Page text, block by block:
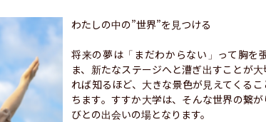
わたしの中の”世界”を見つける
将来の夢は「まだわからない」って胸を
ま、新たなステージへと漕ぎ出すことが
れば知るほど、大きな景色が見えてくる
ちます。すすか大学は、そんな世界の繋
びとの出会いの場となります。